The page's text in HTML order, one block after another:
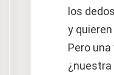
los
y
Pero